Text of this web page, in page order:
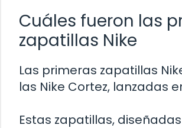
Cuáles fueron las
zapatillas Nike
Las primeras zapatillas
las Nike Cortez, lanzadas
Estas zapatillas,